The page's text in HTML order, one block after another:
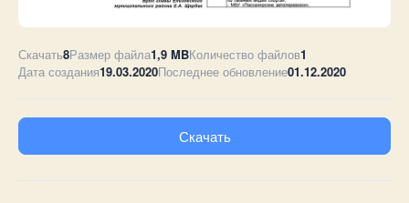
Скачать8Размер файла1,9 MBКоличество файлов1
Дата создания19.03.2020Последнее обновление01.12.2020
Скачать